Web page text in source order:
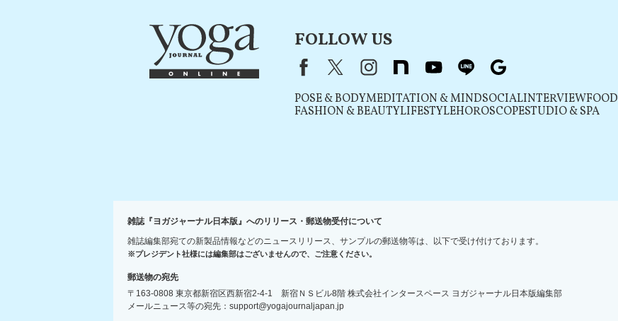
FOLLOW US
FacebookX（旧Twitter）
instagram
note youtube line
POSE & BODYMEDITATION & MINDSOCIALINTERVIEWFOOD
FASHION & BEAUTYLIFESTYLEHOROSCOPESTUDIO & SPA
雑誌『ヨガジャーナル日本版』へのリリース・郵送物受付について
雑誌編集部宛ての新製品情報などのニュースリリース、サンプルの郵送物等は、以下で受け付けております。
※プレジデント社様には編集部はございませんので、ご注意ください。
郵送物の宛先
〒163-0808 東京都新宿区西新宿2-4-1 新宿ＮＳビル8階 株式会社インタースペース ヨガジャーナル日本版編集部
メールニュース等の宛先：support@yogajournaljapan.jp